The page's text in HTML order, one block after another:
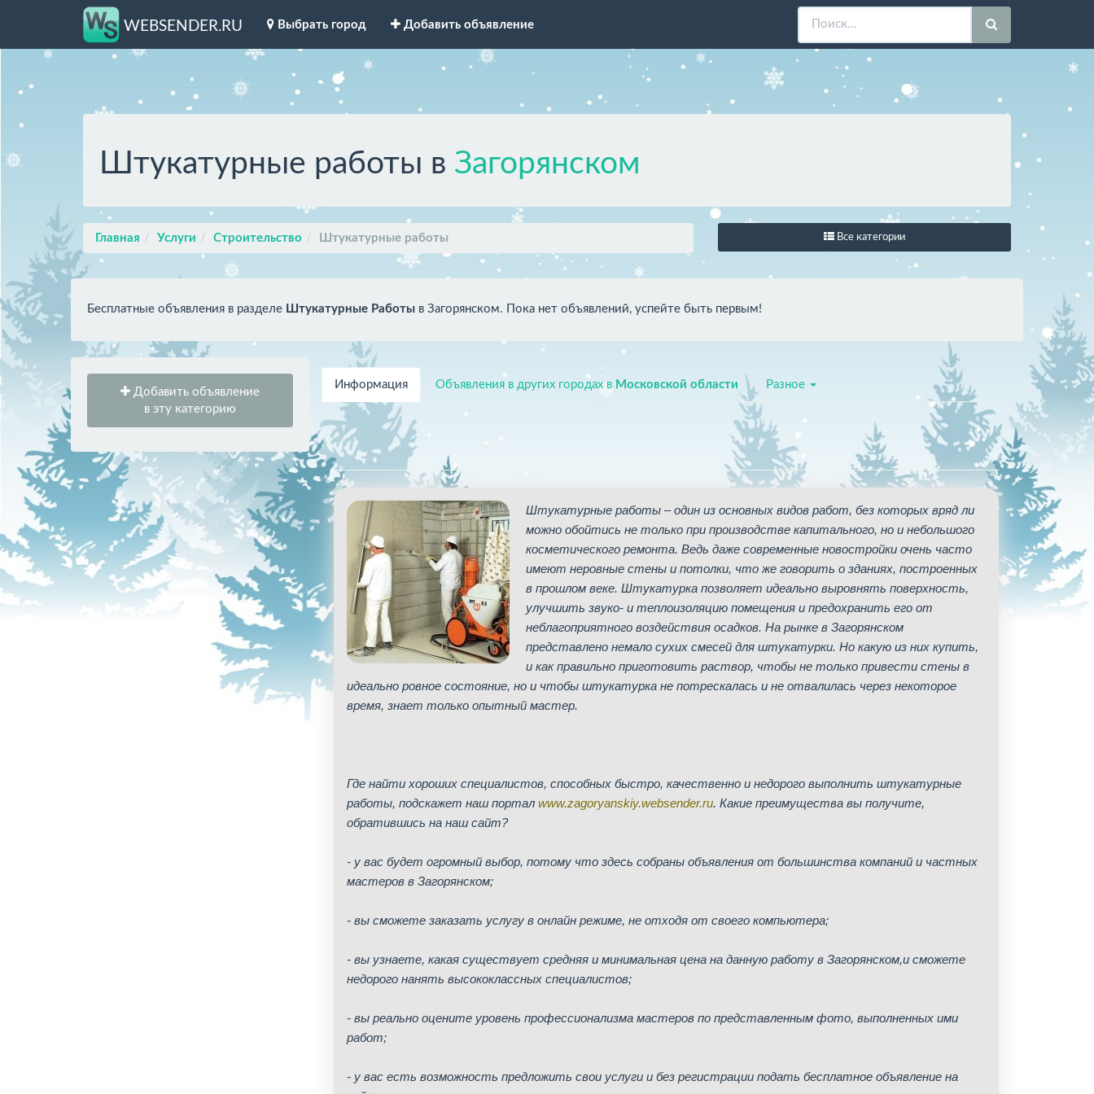
WEBSENDER.RU Выбрать город Добавить объявление
Штукатурные работы в Загорянском
Главная Услуги Строительство Штукатурные работы Все категории
Бесплатные объявления в разделе Штукатурные Работы в Загорянском. Пока нет объявлений, успейте быть первым!
Добавить объявление
в эту категорию
Информация Объявления в других городах в Московской области Разное
Штукатурные работы – один из основных видов работ, без которых вряд ли
можно обойтись не только при производстве капитального, но и небольшого
косметического ремонта. Ведь даже современные новостройки очень часто
имеют неровные стены и потолки, что же говорить о зданиях, построенных
в прошлом веке. Штукатурка позволяет идеально выровнять поверхность,
улучшить звуко- и теплоизоляцию помещения и предохранить его от
неблагоприятного воздействия осадков. На рынке в Загорянском
представлено немало сухих смесей для штукатурки. Но какую из них купить,
и как правильно приготовить раствор, чтобы не только привести стены в
идеально ровное состояние, но и чтобы штукатурка не потрескалась и не отвалилась через некоторое
время, знает только опытный мастер.
Где найти хороших специалистов, способных быстро, качественно и недорого выполнить штукатурные
работы, подскажет наш порталwww.zagoryanskiy.websender.ru. Какие преимущества вы получите,
обратившись на наш сайт?
- у вас будет огромный выбор, потому что здесь собраны объявления от большинства компаний и частных
мастеров в Загорянском;
- вы сможете заказать услугу в онлайн режиме, не отходя от своего компьютера;
- вы узнаете, какая существует средняя и минимальная цена на данную работу в Загорянском,и сможете
недорого нанять высококлассных специалистов;
- вы реально оцените уровень профессионализма мастеров по представленным фото, выполненных ими
работ;
- у вас есть возможность предложить свои услуги и без регистрации подать бесплатное объявление на